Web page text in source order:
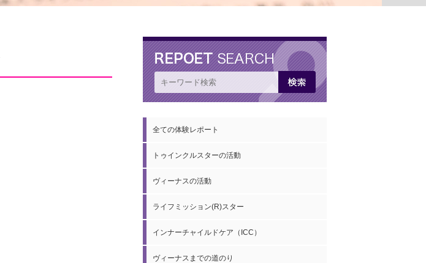
全ての体験レポート
トゥインクルスターの活動
ヴィーナスの活動
ライフミッション(R)スター
インナーチャイルドケア（ICC）
ヴィーナスまでの道のり